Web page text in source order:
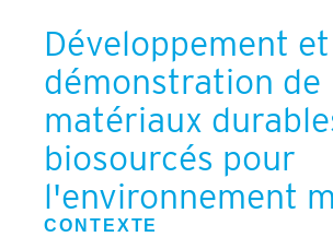
Développement et
démonstration de
matériaux
biosourcés pour
l'environnement
CONTEXTE